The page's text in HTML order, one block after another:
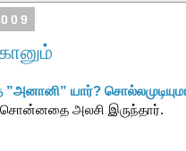
யார்?
சொன்னதை அலசி இருந்தார்.